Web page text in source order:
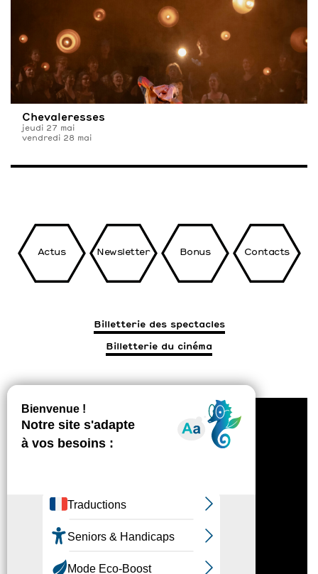
Chevaleresses
jeudi 27 mai
vendredi 28 mai
Actus Newsletter Bonus Contacts
Billetterie des spectacles
Billetterie du cinéma